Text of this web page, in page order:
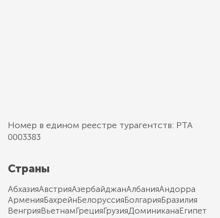
Номер в едином реестре турагентств: РТА
0003383
Страны
АбхазияАвстрияАзербайджанАлбанияАндорра
АрменияБахрейнБелоруссияБолгарияБразилия
ВенгрияВьетнамГрецияГрузияДоминиканаЕгипет